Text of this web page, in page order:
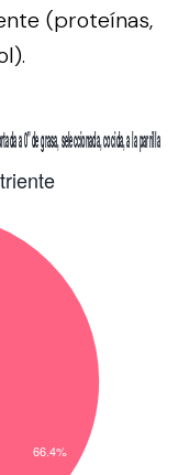
(proteínas,